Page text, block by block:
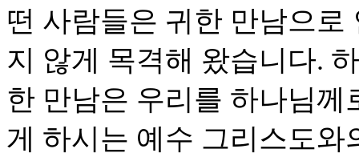
떤 사람들은 귀한 만남으
지 않게 목격해 왔습니다.
한 만남은 우리를 하나님
게 하시는 예수 그리스도와